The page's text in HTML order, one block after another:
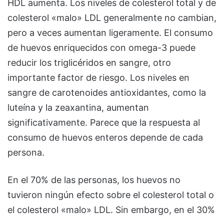
HDL aumenta. Los niveles de colesterol total y de
colesterol «malo» LDL generalmente no cambian,
pero a veces aumentan ligeramente. El consumo
de huevos enriquecidos con omega-3 puede
reducir los triglicéridos en sangre, otro
importante factor de riesgo. Los niveles en
sangre de carotenoides antioxidantes, como la
luteína y la zeaxantina, aumentan
significativamente. Parece que la respuesta al
consumo de huevos enteros depende de cada
persona.
En el 70% de las personas, los huevos no
tuvieron ningún efecto sobre el colesterol total o
el colesterol «malo» LDL. Sin embargo, en el 30%